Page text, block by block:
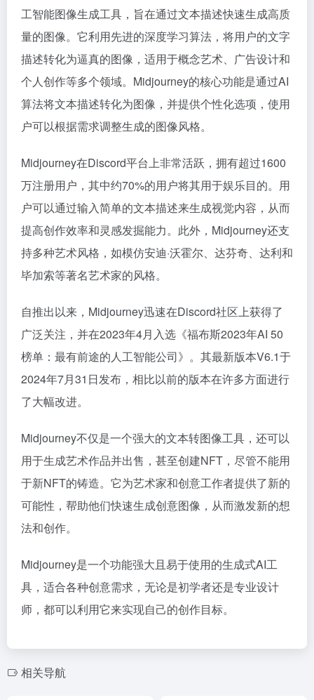
工智能图像生成工具，旨在通过文本描述快速生成高质
量的图像。它利用先进的深度学习算法，将用户的文字
描述转化为逼真的图像，适用于概念艺术、广告设计和
个人创作等多个领域。Midjourney的核心功能是通过AI
算法将文本描述转化为图像，并提供个性化选项，使用
户可以根据需求调整生成的图像风格。
Midjourney在Discord平台上非常活跃，拥有超过1600
万注册用户，其中约70%的用户将其用于娱乐目的。用
户可以通过输入简单的文本描述来生成视觉内容，从而
提高创作效率和灵感发掘能力。此外，Midjourney还支
持多种艺术风格，如模仿安迪·沃霍尔、达芬奇、达利和
毕加索等著名艺术家的风格。
自推出以来，Midjourney迅速在Discord社区上获得了
广泛关注，并在2023年4月入选《福布斯2023年AI 50
榜单：最有前途的人工智能公司》。其最新版本V6.1于
2024年7月31日发布，相比以前的版本在许多方面进行
了大幅改进。
Midjourney不仅是一个强大的文本转图像工具，还可以
用于生成艺术作品并出售，甚至创建NFT，尽管不能用
于新NFT的铸造。它为艺术家和创意工作者提供了新的
可能性，帮助他们快速生成创意图像，从而激发新的想
法和创作。
Midjourney是一个功能强大且易于使用的生成式AI工
具，适合各种创意需求，无论是初学者还是专业设计
师，都可以利用它来实现自己的创作目标。
相关导航